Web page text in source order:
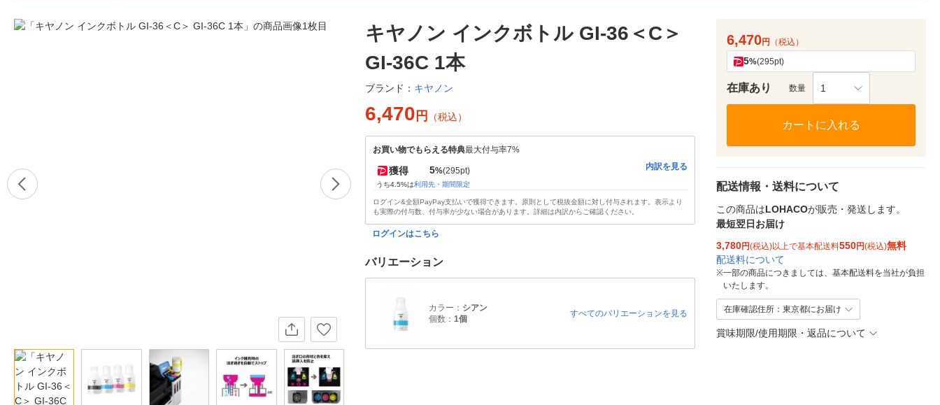
キヤノン インクボトル GI-36＜C＞
GI-36C 1本
ブランド： キヤノン
6,470 円 （税込）
お買い物でもらえる特典最大付与率7%
獲得 5%(295pt)
うち4.5%は利用先・期間限定
内訳を見る
ログイン&全額PayPay支払いで獲得できます。原則として税抜金額に対し付与されます。表示より
も実際の付与数、付与率が少ない場合があります。詳細は内訳からご確認ください。
ログインはこちら
バリエーション
カラー： シアン
個数： 1個
すべてのバリエーションを見る
6,470円 （税込）
5%(295pt)
在庫あり 数量 1
カートに入れる
配送情報・送料について
この商品はLOHACOが販売・発送します。
最短翌日お届け
3,780円(税込)以上で基本配送料550円(税込)無料
配送料について
※一部の商品につきましては、基本配送料を当社が負担
いたします。
在庫確認住所：東京都にお届け
賞味期限/使用期限・返品について